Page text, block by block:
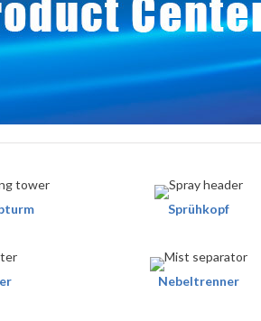
Sprühkopf
Nebeltrenner